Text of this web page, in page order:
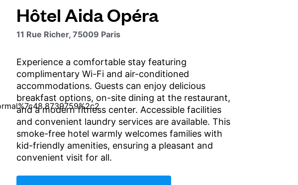
Hôtel Aida Opéra
11 Rue Richer, 75009 Paris
Experience a comfortable stay featuring
complimentary Wi-Fi and air-conditioned
accommodations. Guests can enjoy delicious
breakfast options, on-site dining at the restaurant,
and a modern fitness center. Accessible facilities
and convenient laundry services are available. This
smoke-free hotel warmly welcomes families with
kid-friendly amenities, ensuring a pleasant and
convenient visit for all.